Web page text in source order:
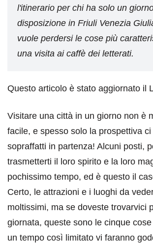
l'itinerario per chi ha solo un
disposizione in Friuli Venezia
vuole perdersi le cose più
una visita ai caffè dei letterati.
Questo articolo è stato aggiornato il
Visitare una città in un giorno non è
facile, e spesso solo la prospettiva
sopraffatti in partenza! Alcuni posti,
trasmetterti il loro spirito e la loro
pochissimo tempo, ed è questo il
Certo, le attrazioni e i luoghi da
moltissimi, ma se doveste trovarvici
giornata, queste sono le cinque
un tempo così limitato vi faranno